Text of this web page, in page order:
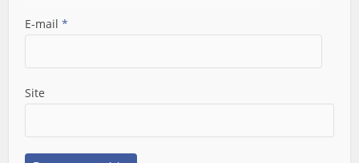
E-mail*
Site